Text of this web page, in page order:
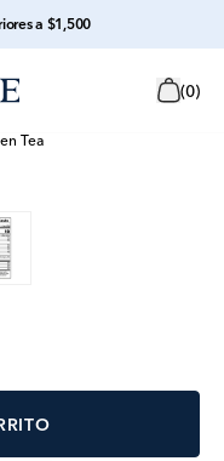
a $1,500
(0)
Tea